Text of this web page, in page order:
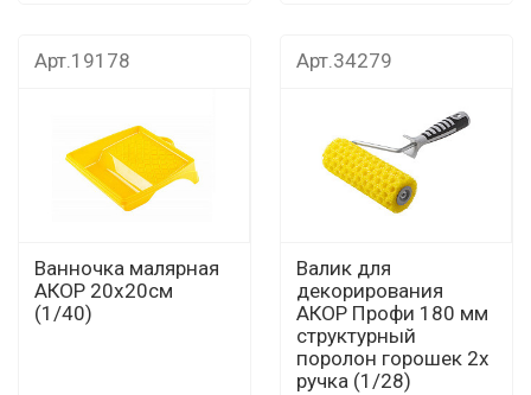
Арт.19178
Ванночка малярная
АКОР 20х20см
(1/40)
Арт.34279
Валик для
декорирования
АКОР Профи 180 мм
структурный
поролон горошек 2х
ручка (1/28)